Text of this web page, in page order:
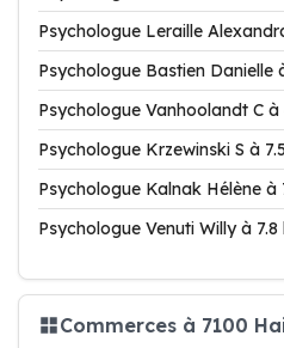
Psychologue Leraille
Psychologue Bastien Danielle
Psychologue Vanhoolandt C à
Psychologue Krzewinski S à
Psychologue Kalnak Hélène à
Psychologue Venuti Willy à 7.8
Commerces à 7100